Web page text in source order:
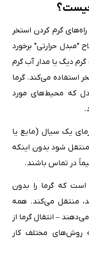
چیست؟
گرم کردن استخر
“مبدل حرارتی” برخورد
دیگ یا مدار آب گرم
استفاده می‌کند. گرما
که محیط‌های مورد
یک سیال (مایع یا
منتقل شود بدون اینکه
در تماس باشند.
که گرما را بدون
منتقل می‌کند. همه
– انتقال گرما از
روش‌های مختلف کار